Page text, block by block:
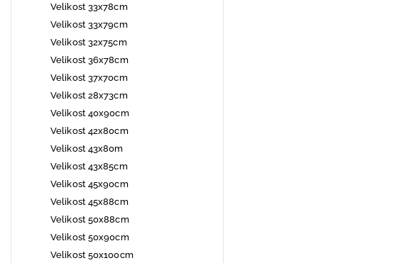
Velikost 33x78cm
Velikost 33x79cm
Velikost 32x75cm
Velikost 36x78cm
Velikost 37x70cm
Velikost 28x73cm
Velikost 40x90cm
Velikost 42x80cm
Velikost 43x80m
Velikost 43x85cm
Velikost 45x90cm
Velikost 45x88cm
Velikost 50x88cm
Velikost 50x90cm
Velikost 50x100cm